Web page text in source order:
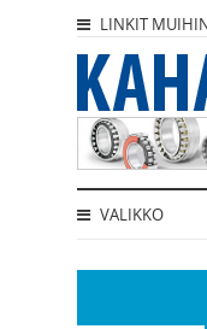
LINKIT
VALIKKO